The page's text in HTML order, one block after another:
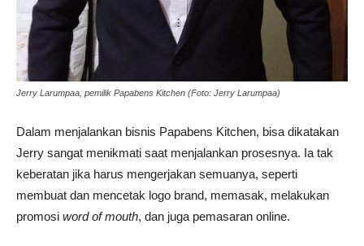
Jerry Larumpaa, pemilik Papabens Kitchen (Foto: Jerry Larumpaa)
Dalam menjalankan bisnis Papabens Kitchen, bisa dikatakan
Jerry sangat menikmati saat menjalankan prosesnya. Ia tak
keberatan jika harus mengerjakan semuanya, seperti
membuat dan mencetak logo brand, memasak, melakukan
promosi word of mouth, dan juga pemasaran online.